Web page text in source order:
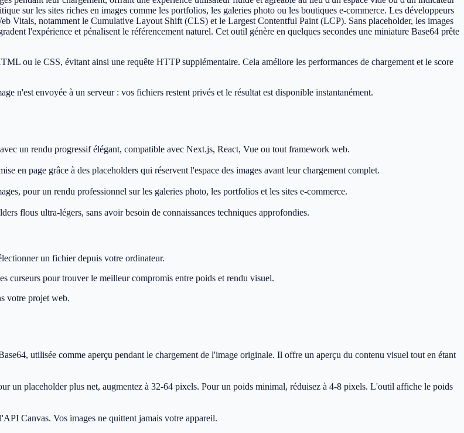
sur les sites riches en images comme les portfolios, les galeries photo ou les boutiques e-commerce. Les développeurs
Vitals, notamment le Cumulative Layout Shift (CLS) et le Largest Contentful Paint (LCP). Sans placeholder, les images
l'expérience et pénalisent le référencement naturel. Cet outil génère en quelques secondes une miniature Base64 prête
ou le CSS, évitant ainsi une requête HTTP supplémentaire. Cela améliore les performances de chargement et le score
n'est envoyée à un serveur : vos fichiers restent privés et le résultat est disponible instantanément.
un rendu progressif élégant, compatible avec Next.js, React, Vue ou tout framework web.
en page grâce à des placeholders qui réservent l'espace des images avant leur chargement complet.
pour un rendu professionnel sur les galeries photo, les portfolios et les sites e-commerce.
flous ultra-légers, sans avoir besoin de connaissances techniques approfondies.
un fichier depuis votre ordinateur.
curseurs pour trouver le meilleur compromis entre poids et rendu visuel.
votre projet web.
utilisée comme aperçu pendant le chargement de l'image originale. Il offre un aperçu du contenu visuel tout en étant
un placeholder plus net, augmentez à 32-64 pixels. Pour un poids minimal, réduisez à 4-8 pixels. L'outil affiche le poids
Canvas. Vos images ne quittent jamais votre appareil.